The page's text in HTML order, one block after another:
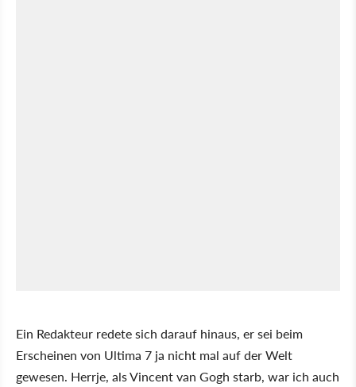
Ein Redakteur redete sich darauf hinaus, er sei beim
Erscheinen von Ultima 7 ja nicht mal auf der Welt
gewesen. Herrje, als Vincent van Gogh starb, war ich auch